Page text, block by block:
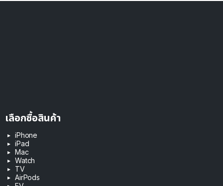
เลือกซื้อสินค้า
iPhone
iPad
Mac
Watch
TV
AirPods